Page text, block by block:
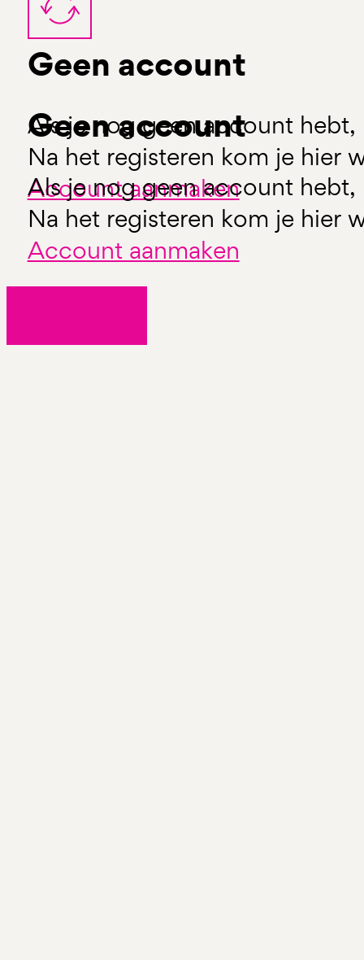
Geen account
Als je nog geen account hebt,
Na het registeren kom je hier
Account aanmaken
Geen account
Als je nog geen account hebt,
Na het registeren kom je hier
Account aanmaken